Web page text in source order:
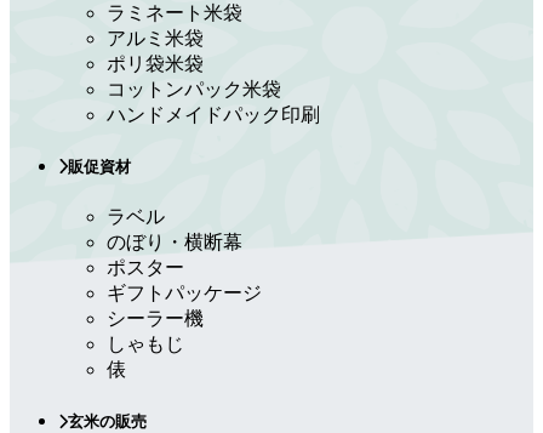
ラミネート米袋
アルミ米袋
ポリ袋米袋
コットンパック米袋
ハンドメイドパック印刷
販促資材
ラベル
のぼり・横断幕
ポスター
ギフトパッケージ
シーラー機
しゃもじ
俵
玄米の販売